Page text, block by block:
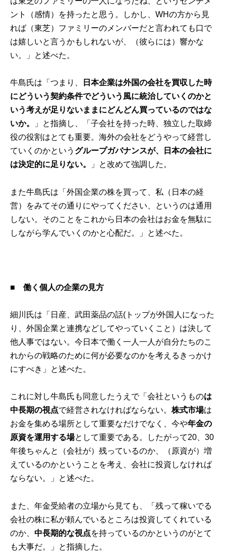
ント（感情）を持ったと思う。しかし、WHの方から見
れば（東芝）ファミリーのメンバーだと言われても口で
は嬉しいと言うかもしれないが、（彼らには）響かな
い。」と述べた。
牛島氏は「つまり、
日本企業は外国の会社を買収した時
にどういう契約条件でどういう風に統治していくのかと
いう考えが足りないままにどんどん買っているのではな
いか。
」と指摘し、「子会社を持った時、独立した取締
役の役割はとても重要。海外の会社をどうやって経営し
ていくのかという グループガバナンスが、日本の会社に
は決定的に足りない。
」と改めて強調した。
また牛島氏は「外国企業の株を買って、私（日本の経
営）をみてその通りにやってください、というのは通用
しない。そのことをこれから日本の会社はお金を無駄に
しながら学んでいくのかと心配だ。」と述べた。
■働く個人の企業の見方
細川氏は「日産、武田薬品の話(トップが外国人になった
り、外国企業と連携などしてやっていくこと）は決して
他人事ではない。今日本で働く一人一人が自分たちのこ
れからの戦略のために何が必要なのかを考えるきっかけ
にすべき」と述べた。
これに対し牛島氏も同意したうえで「会社というものは
中長期の視点で経営されなければならない。株式市場は
お金を集める場所として重要なだけでなく、今や年金の
原資を運用する場として重要である。したがって20、30
年後ちゃんと（会社が）残っているのか、（原資が）増
えているのかということを考え、会社に投資しなければ
ならない。」と述べた。
また、年金受給者の立場から見ても、「残って稼いでる
会社の株に私が頼んでいるところは投資してくれている
のか、中長期的な視点を持っているのかというのがとて
も大事だ。」と指摘した。